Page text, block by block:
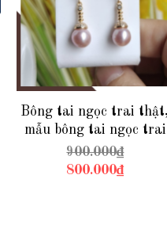
Bông tai ngọc trai
mẫu bông tai ngọc trai
tòn ten móc câu mới đẹp
sang trọng cho nữ mã
900.000₫
800.000₫